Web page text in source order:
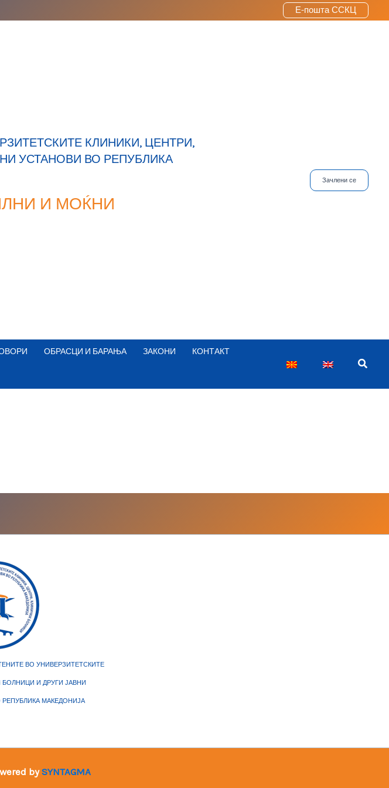
Е-пошта ССКЦ
КЛИНИКИ, ЦЕНТРИ,
УСТАНОВИ ВО РЕПУБЛИКА
И МОЌНИ
Зачлени се
ОБРАСЦИ И БАРАЊА ЗАКОНИ КОНТАКТ
ВО УНИВЕРЗИТЕТСКИТЕ
БОЛНИЦИ И ДРУГИ ЈАВНИ
МАКЕДОНИЈА
bySYNTAGMA